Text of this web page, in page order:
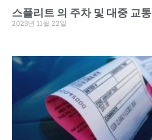
스플리트 의 주차 및 대중 교통
2023년 11월 22일